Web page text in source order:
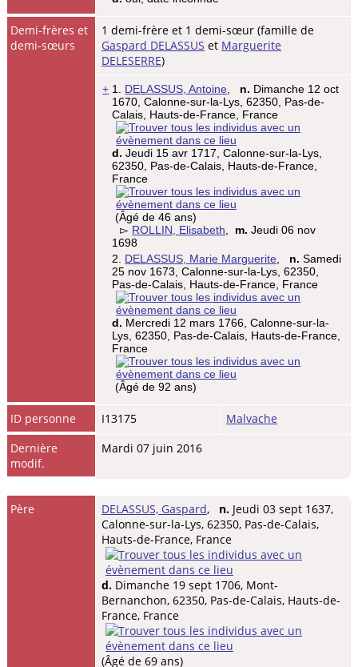
Demi-frères et
demi-sœurs
1 demi-frère et 1 demi-sœur (famille de
Gaspard DELASSUS et Marguerite
DELESERRE)
+ 1. DELASSUS, Antoine n. Dimanche 12 oct
1670, Calonne-sur-la-Lys, 62350, Pas-de-
Calais, Hauts-de-France, France
d. Jeudi 15 avr 1717, Calonne-sur-la-Lys,
62350, Pas-de-Calais, Hauts-de-France,
France
(Âgé de 46 ans)
▻ ROLLIN, Elisabeth m. Jeudi 06 nov
1698
2. DELASSUS, Marie Marguerite n. Samedi
25 nov 1673, Calonne-sur-la-Lys, 62350,
Pas-de-Calais, Hauts-de-France, France
d. Mercredi 12 mars 1766, Calonne-sur-la-
Lys, 62350, Pas-de-Calais, Hauts-de-France,
France
(Âgé de 92 ans)
ID personne I13175
Malvache
Dernière
modif.
Mardi 07 juin 2016
Père DELASSUS, Gaspard, n. Jeudi 03 sept 1637,
Calonne-sur-la-Lys, 62350, Pas-de-Calais,
Hauts-de-France, France
d. Dimanche 19 sept 1706, Mont-
Bernanchon, 62350, Pas-de-Calais, Hauts-de-
France, France
(Âgé de 69 ans)